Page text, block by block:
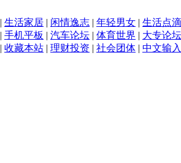
| 生活家居 | 闲情逸志 | 年轻男女 | 生活点滴
| 手机平板 | 汽车论坛 | 体育世界 | 大专论坛
| 收藏本站 | 理财投资 | 社会团体 | 中文输入